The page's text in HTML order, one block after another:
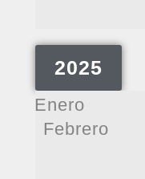
2025
Enero
Febrero